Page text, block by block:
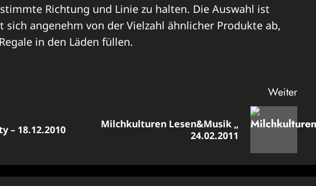
Richtung und Linie zu halten. Die Auswahl ist
sich angenehm von der Vielzahl ähnlicher Produkte ab,
in den Läden füllen.
Vorheriger
– 18.12.2010
Weiter
Nächster
Milchkulturen Lesen&Musik „
24.02.2011